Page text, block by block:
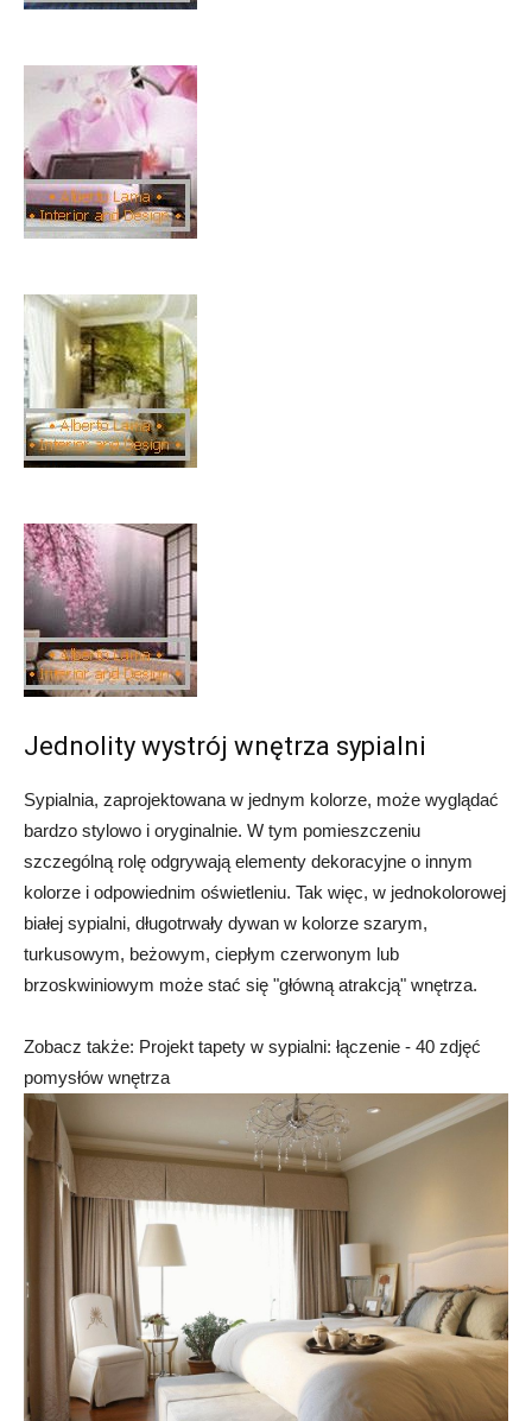
Jednolity wystrój wnętrza sypialni
Sypialnia, zaprojektowana w jednym kolorze, może wyglądać
bardzo stylowo i oryginalnie. W tym pomieszczeniu
szczególną rolę odgrywają elementy dekoracyjne o innym
kolorze i odpowiednim oświetleniu. Tak więc, w jednokolorowej
białej sypialni, długotrwały dywan w kolorze szarym,
turkusowym, beżowym, ciepłym czerwonym lub
brzoskwiniowym może stać się "główną atrakcją" wnętrza.
Zobacz także: Projekt tapety w sypialni: łączenie - 40 zdjęć
pomysłów wnętrza